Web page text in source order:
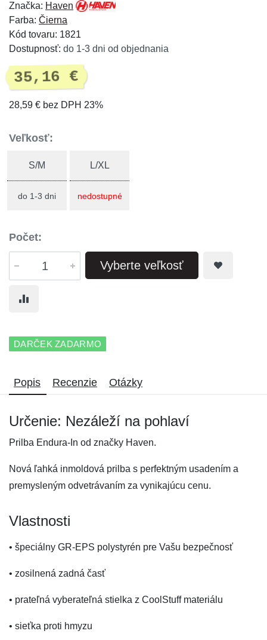
Značka: Haven
Farba: Čierna
Kód tovaru: 1821
Dostupnosť: do 1-3 dni od objednania
35,16 €
28,59 € bez DPH 23%
Veľkosť:
S/M
do 1-3 dni
L/XL
nedostupné
Počet:
Vyberte veľkosť
DARČEK ZADARMO
Popis Recenzie Otázky
Určenie: Nezáleží na pohlaví
Prilba Endura-In od značky Haven.
Nová ľahká inmoldová prilba s perfektným usadením a
premysleným odvetrávaním za vynikajúcu cenu.
Vlastnosti
• špeciálny GR-EPS polystyrén pre Vašu bezpečnosť
• zosilnená zadná časť
• prateľná vyberateľná stielka z CoolStuff materiálu
• sieťka proti hmyzu